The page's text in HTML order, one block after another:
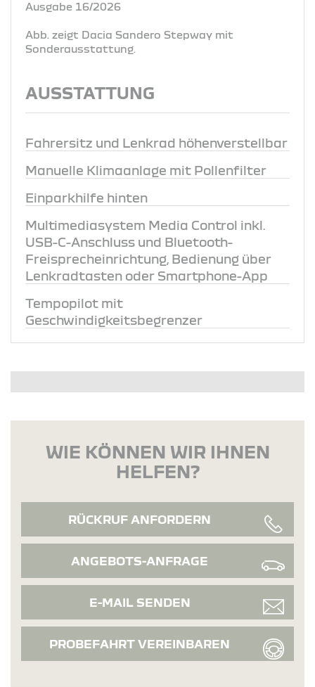
Ausgabe 16/2026
Abb. zeigt Dacia Sandero Stepway mit
Sonderausstattung.
AUSSTATTUNG
Fahrersitz und Lenkrad höhenverstellbar
Manuelle Klimaanlage mit Pollenfilter
Einparkhilfe hinten
Multimediasystem Media Control inkl.
USB-C-Anschluss und Bluetooth-
Freisprecheinrichtung, Bedienung über
Lenkradtasten oder Smartphone-App
Tempopilot mit
Geschwindigkeitsbegrenzer
WIE KÖNNEN WIR IHNEN
HELFEN?
RÜCKRUF ANFORDERN
ANGEBOTS-ANFRAGE
E-MAIL SENDEN
PROBEFAHRT VEREINBAREN